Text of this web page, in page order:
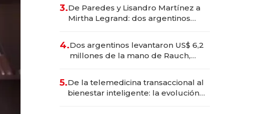
marcas "fast premium"
3.De Paredes y Lisandro Martínez a
Mirtha Legrand: dos argentinos
deportivo y el cuidado corporal
4.Dos argentinos levantaron US$ 6,2
millones de la mano de Rauch,
5.De la telemedicina transaccional al
bienestar inteligente: la evolución